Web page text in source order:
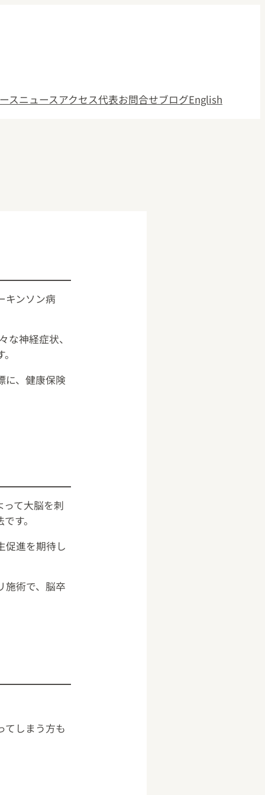
スニュースアクセス代表お問合せブログEnglish
キンソン病
神経症状、
に、健康保険
て大脳を刺
す。
促進を期待し
施術で、脳卒
しまう方も